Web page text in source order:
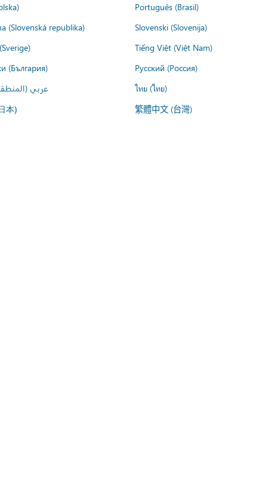
Português (Brasil)
(Slovenská republika) Slovenski (Slovenija)
Tiếng Việt (Việt Nam)
(България) Русский (Россия)
عربي ไทย (ไทย)
本) 繁體中文 (台灣)